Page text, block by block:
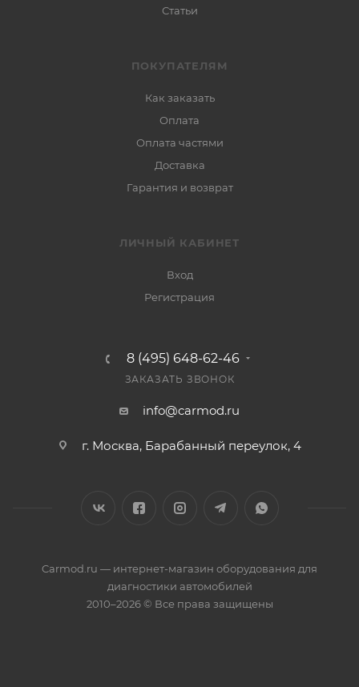
Статьи
ПОКУПАТЕЛЯМ
Как заказать
Оплата
Оплата частями
Доставка
Гарантия и возврат
ЛИЧНЫЙ КАБИНЕТ
Вход
Регистрация
8 (495) 648-62-46
ЗАКАЗАТЬ ЗВОНОК
info@carmod.ru
г. Москва, Барабанный переулок, 4
Carmod.ru — интернет-магазин оборудования для
диагностики автомобилей
2010–2026 © Все права защищены